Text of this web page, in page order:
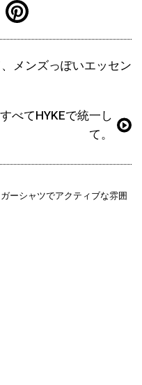
メンズっぽいエッセン
べてHYKEで統一し
て。
ーシャツでアクティブな雰囲